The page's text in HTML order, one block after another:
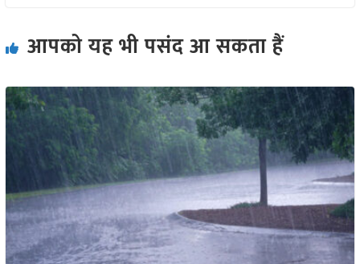
आपको यह भी पसंद आ सकता हैं